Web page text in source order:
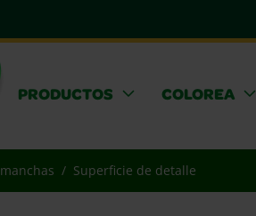
PRODUCTOS COLOREA
Superficie de detalle